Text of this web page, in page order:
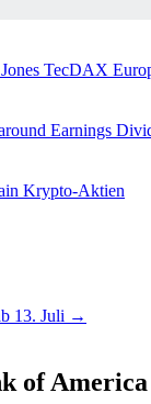
TecDAX
Earnings
Krypto-Aktien
13. Juli →
of